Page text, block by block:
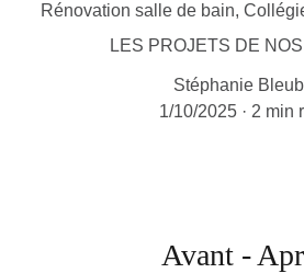
Rénovation salle de bain,
LES PROJETS DE
Stéphanie
1/10/2025
2 min
Avant -